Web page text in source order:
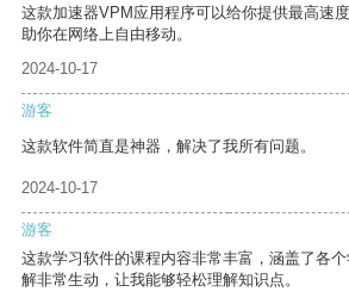
这款加速器VPM应用程序可以给你提供最高速
助你在网络上自由移动。
2024-10-17
游客
这款软件简直是神器，解决了我所有问题。
2024-10-17
游客
这款学习软件的课程内容非常丰富，涵盖了各
解非常生动，让我能够轻松理解知识点。